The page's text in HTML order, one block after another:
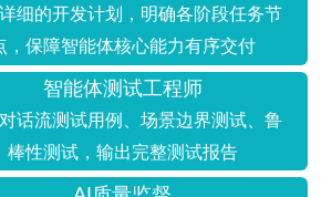
细的开发计划，明确各阶段任务节
，保障智能体核心能力有序交付
智能体测试工程师
话流测试用例、场景边界测试、鲁
棒性测试，输出完整测试报告